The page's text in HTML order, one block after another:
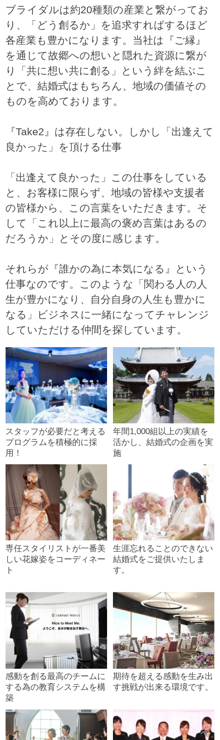
ブライダルは約20種類の産業と繋がってお
り、「どう創るか」を追求すればするほど
各産業も豊かになります。当社は『ご縁』
を通じて故郷への想いと隠れた資源に繋が
り「共に想い共に創る」という絆を結ぶこ
とで、結婚式はもちろん、地域の価値その
ものを高めております。
『Take2』は存在しない。しかし「出逢えて
良かった」を頂ける仕事
「出逢えて良かった」この仕事をしている
と、お客様に限らず、地域の皆様や支援者
の皆様から、この言葉をいただきます。そ
して「これ以上に最高の褒め言葉はあるの
だろうか」とその度に感じます。
それらが『誰かの為に本気になる』という
仕事なのです。このような「関わる人の人
生が豊かになり、自分自身の人生も豊かに
なる」ビジネスに一緒になってチャレンジ
していただける仲間を探しています。
スタッフが必要だと考える
プログラムを積極的に採
用！
年間1,000組以上の実績を
活かし、結婚式の企画を実
施
専任スタイリストが一番美
しい花嫁姿をコーディネー
ト
生涯忘れることのできない
結婚式をご提供いたしま
す。
感動を創る最高のチームに
する為の教育システムを構
築
期待を超える感動を生み出
す挑戦が出来る環境です。